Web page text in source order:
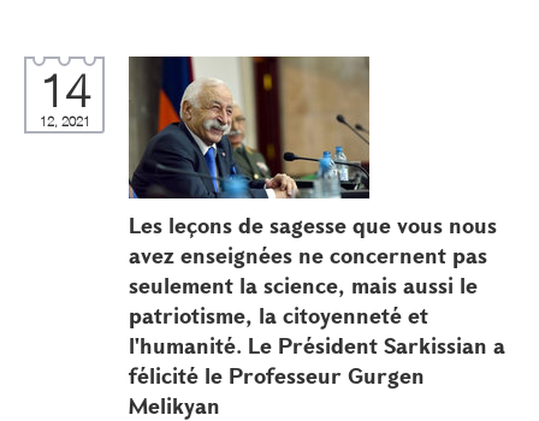
14
12, 2021
Les leçons de sagesse que vous nous
avez enseignées ne concernent pas
seulement la science, mais aussi le
patriotisme, la citoyenneté et
l'humanité. Le Président Sarkissian a
félicité le Professeur Gurgen
Melikyan